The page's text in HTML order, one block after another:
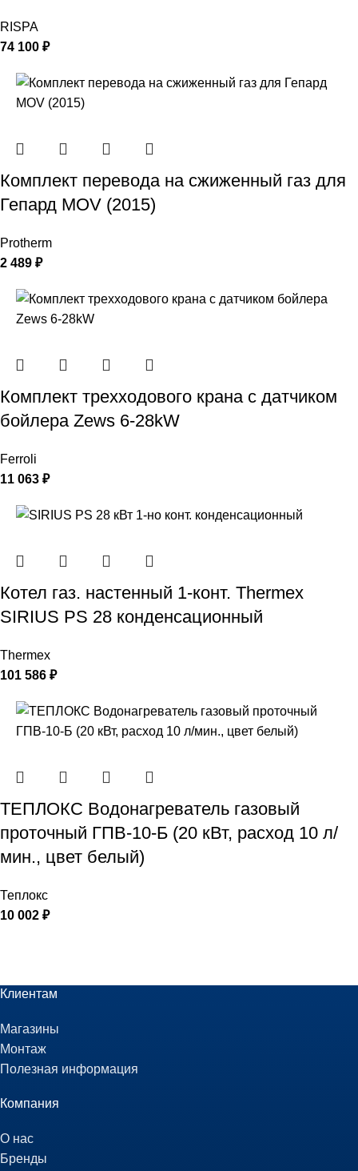
RISPA
74 100 ₽
Комплект перевода на сжиженный газ для
Гепард MOV (2015)
Protherm
2 489 ₽
Комплект трехходового крана с датчиком
бойлера Zews 6-28kW
Ferroli
11 063 ₽
Котел газ. настенный 1-конт. Thermex
SIRIUS PS 28 конденсационный
Thermex
101 586 ₽
ТЕПЛОКС Водонагреватель газовый
проточный ГПВ-10-Б (20 кВт, расход 10 л/
мин., цвет белый)
Теплокс
10 002 ₽
Клиентам
Магазины
Монтаж
Полезная информация
Компания
О нас
Бренды